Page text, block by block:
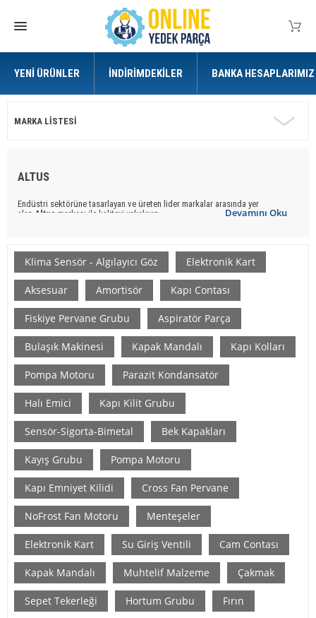
YENI ÜRÜNLER İNDIRIMDEKILER BANKA HESAPLARIMIZ
MARKA LISTESI
Devamını Oku
ALTUS
Endüstri sektörüne tasarlayan ve üreten lider markalar arasında yer
alan Altus markası ile kaliteyi yakalayın.
Klima Sensör - Algılayıcı Göz Elektronik Kart
Aksesuar Amortisör Kapı Contası
Fiskiye Pervane Grubu Aspiratör Parça
Bulaşık Makinesi Kapak Mandalı Kapı Kolları
Pompa Motoru Parazit Kondansatör
Halı Emici Kapı Kilit Grubu
Sensör-Sigorta-Bimetal Bek Kapakları
Kayış Grubu Pompa Motoru
Kapı Emniyet Kilidi Cross Fan Pervane
NoFrost Fan Motoru Menteşeler
Elektronik Kart Su Giriş Ventili Cam Contası
Kapak Mandalı Muhtelif Malzeme Çakmak
Sepet Tekerleği Hortum Grubu Fırın